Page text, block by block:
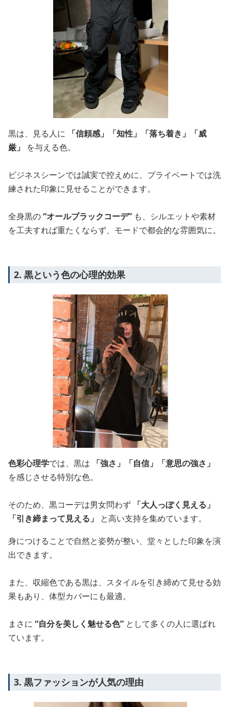
黒は、見る人に
「信頼感」「知性」「落ち着き」「威
厳」
を与える色。
ビジネスシーンでは誠実で控えめに、プライベートでは洗
練された印象に見せることができます。
全身黒の“オールブラックコーデ” も、シルエットや素材
を工夫すれば重たくならず、モードで都会的な雰囲気に。
2. 黒という色の心理的効果
色彩心理学では、黒は
「強さ」「自信」「意思の強さ」
を感じさせる特別な色。
そのため、黒コーデは男女問わず 「大人っぽく見える」
「引き締まって見える」
と高い支持を集めています。
身につけることで自然と姿勢が整い、堂々とした印象を演
出できます。
また、収縮色である黒は、スタイルを引き締めて見せる効
果もあり、体型カバーにも最適。
まさに “自分を美しく魅せる色” として多くの人に選ばれ
ています。
3. 黒ファッションが人気の理由